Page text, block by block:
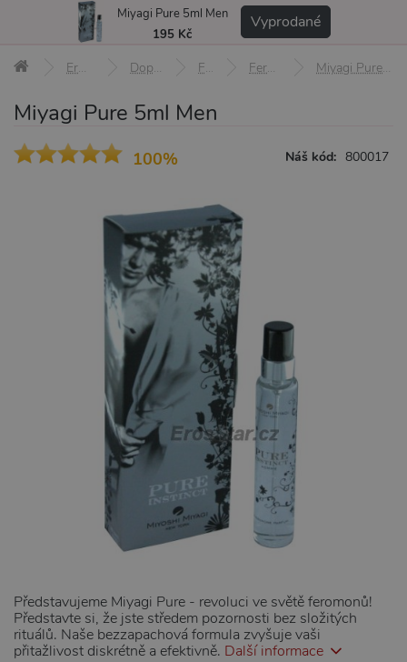
MENU
Erotické pomůcky Doplňky a afrodiziaka Feromony Feromony pro muže Miyagi Pure 5ml Men
Miyagi Pure 5ml Men
100% Náš kód: 800017
Představujeme Miyagi Pure - revoluci ve světě feromonů!
Představte si, že jste středem pozornosti bez složitých
rituálů. Naše bezzapachová formula zvyšuje vaši
přitažlivost diskrétně a efektivně. Další informace
Miyagi Pure 5ml Men
195 Kč
Vyprodané